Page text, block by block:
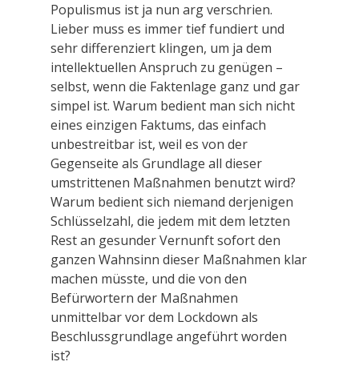
Populismus ist ja nun arg verschrien.
Lieber muss es immer tief fundiert und
sehr differenziert klingen, um ja dem
intellektuellen Anspruch zu genügen –
selbst, wenn die Faktenlage ganz und gar
simpel ist. Warum bedient man sich nicht
eines einzigen Faktums, das einfach
unbestreitbar ist, weil es von der
Gegenseite als Grundlage all dieser
umstrittenen Maßnahmen benutzt wird?
Warum bedient sich niemand derjenigen
Schlüsselzahl, die jedem mit dem letzten
Rest an gesunder Vernunft sofort den
ganzen Wahnsinn dieser Maßnahmen klar
machen müsste, und die von den
Befürwortern der Maßnahmen
unmittelbar vor dem Lockdown als
Beschlussgrundlage angeführt worden
ist?